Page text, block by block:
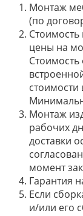
Монтаж
(по
Стоимость
цены на
Стоимость
стоимости
Монтаж
рабочих
доставки
момент
Гарантия
Если
и/или его